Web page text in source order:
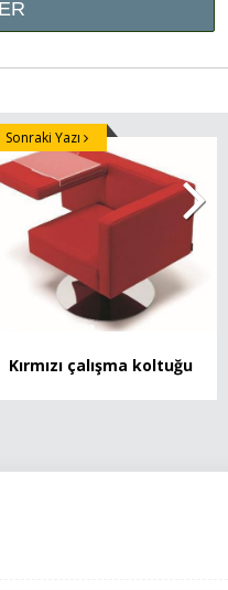
Kırmızı çalışma koltuğu
Sonraki Yazı